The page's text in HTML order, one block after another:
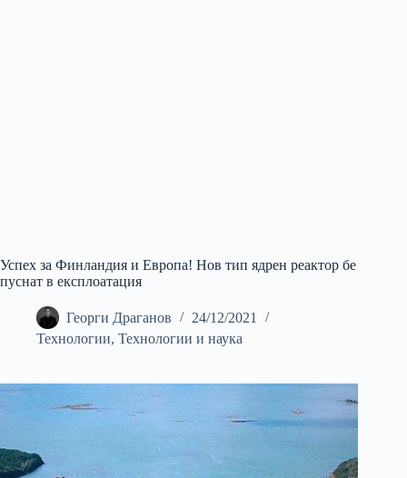
Успех за Финландия и Европа! Нов тип ядрен реактор бе
пуснат в експлоатация
Георги Драганов
24/12/2021
Технологии, Технологии и наука